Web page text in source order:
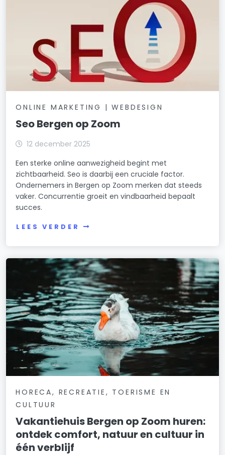
ONLINE MARKETING | WEBDESIGN
Seo Bergen op Zoom
12 december 2025
Een sterke online aanwezigheid begint met
zichtbaarheid. Seo is daarbij een cruciale factor.
Ondernemers in Bergen op Zoom merken dat steeds
vaker. Concurrentie groeit en vindbaarheid bepaalt
succes.
LEES VERDER
HORECA, RECREATIE, TOERISME EN
CULTUUR
Vakantiehuis Bergen op Zoom huren:
ontdek comfort, natuur en cultuur in
één verblijf